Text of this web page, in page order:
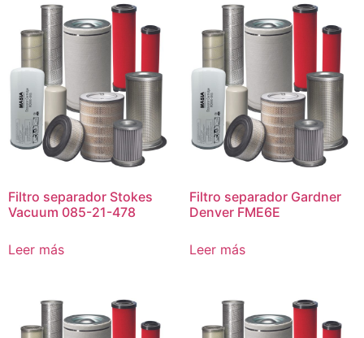
Filtro separador Stokes
Vacuum 085-21-478
Leer más
Filtro separador Gardner
Denver FME6E
Leer más